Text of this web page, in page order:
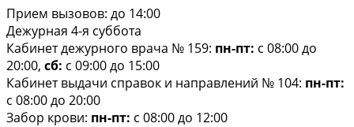
Прием вызовов: до 14:00
Дежурная 4-я суббота
Кабинет дежурного врача № 159: пн-пт: с 08:00 до
20:00, сб: с 09:00 до 15:00
Кабинет выдачи справок и направлений № 104: пн-пт:
с 08:00 до 20:00
Забор крови: пн-пт: с 08:00 до 12:00